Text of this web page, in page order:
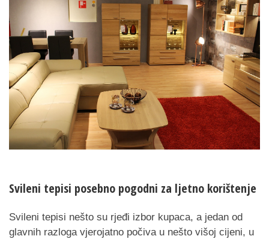
Svileni tepisi posebno pogodni za ljetno korištenje
Svileni tepisi nešto su rjeđi izbor kupaca, a jedan od
glavnih razloga vjerojatno počiva u nešto višoj cijeni, u